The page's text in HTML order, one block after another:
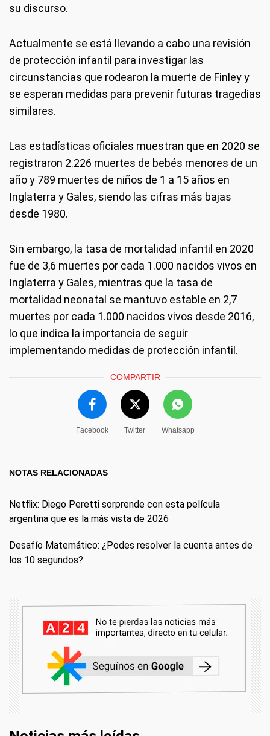
su discurso.
Actualmente se está llevando a cabo una revisión
de protección infantil para investigar las
circunstancias que rodearon la muerte de Finley y
se esperan medidas para prevenir futuras tragedias
similares.
Las estadísticas oficiales muestran que en 2020 se
registraron 2.226 muertes de bebés menores de un
año y 789 muertes de niños de 1 a 15 años en
Inglaterra y Gales, siendo las cifras más bajas
desde 1980.
Sin embargo, la tasa de mortalidad infantil en 2020
fue de 3,6 muertes por cada 1.000 nacidos vivos en
Inglaterra y Gales, mientras que la tasa de
mortalidad neonatal se mantuvo estable en 2,7
muertes por cada 1.000 nacidos vivos desde 2016,
lo que indica la importancia de seguir
implementando medidas de protección infantil.
COMPARTIR
Facebook Twitter Whatsapp
NOTAS RELACIONADAS
Netflix: Diego Peretti sorprende con esta película
argentina que es la más vista de 2026
Desafío Matemático: ¿Podes resolver la cuenta antes de
los 10 segundos?